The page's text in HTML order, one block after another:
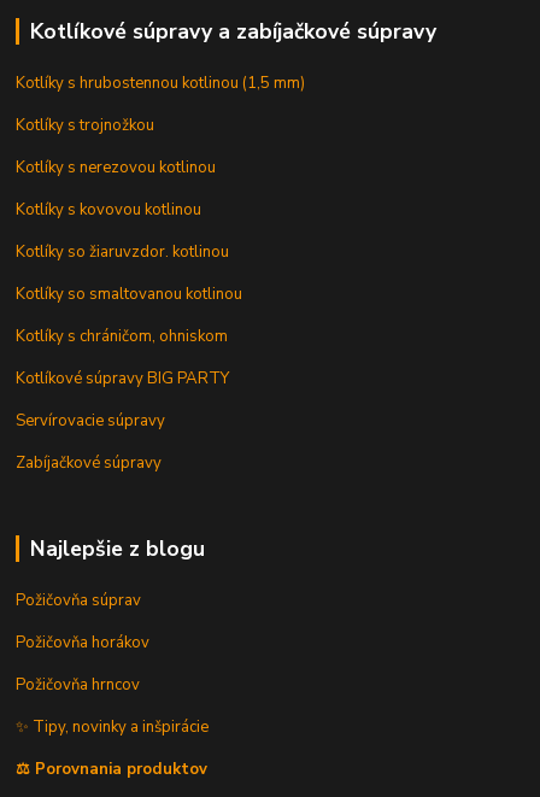
Kotlíkové súpravy a zabíjačkové súpravy
Kotlíky s hrubostennou kotlinou (1,5 mm)
Kotlíky s trojnožkou
Kotlíky s nerezovou kotlinou
Kotlíky s kovovou kotlinou
Kotlíky so žiaruvzdor. kotlinou
Kotlíky so smaltovanou kotlinou
Kotlíky s chráničom, ohniskom
Kotlíkové súpravy BIG PARTY
Servírovacie súpravy
Zabíjačkové súpravy
Najlepšie z blogu
Požičovňa súprav
Požičovňa horákov
Požičovňa hrncov
✨ Tipy, novinky a inšpirácie
⚖️ Porovnania produktov